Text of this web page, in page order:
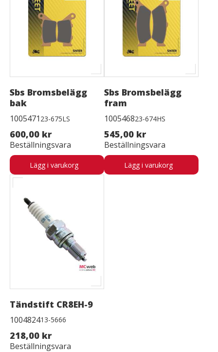
Sbs Bromsbelägg
bak
1005471 23-675LS
600,00 kr
Beställningsvara
Lägg i varukorg
Sbs Bromsbelägg
fram
100546823-674HS
545,00 kr
Beställningsvara
Lägg i varukorg
Tändstift CR8EH-9
100482413-5666
218,00 kr
Beställningsvara